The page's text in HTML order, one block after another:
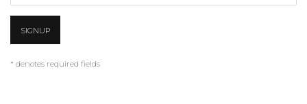
SIGNUP
* denotes required fields